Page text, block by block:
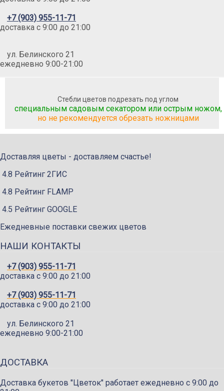
+7 (903) 955-11-71
доставка c 9:00 до 21:00
ул. Белинского 21
ежедневно 9:00-21:00
Стебли цветов подрезать под углом
специальным садовым секатором или острым ножом,
но не рекомендуется обрезать ножницами
Доставляя цветы - доставляем счастье!
4.8 Рейтинг 2ГИС
4.8 Рейтинг FLAMP
4.5 Рейтинг GOOGLE
Ежедневные поставки свежих цветов
НАШИ КОНТАКТЫ
+7 (903) 955-11-71
доставка c 9:00 до 21:00
+7 (903) 955-11-71
доставка c 9:00 до 21:00
ул. Белинского 21
ежедневно 9:00-21:00
ДОСТАВКА
Доставка букетов "Цветок" работает ежедневно с 9:00 до